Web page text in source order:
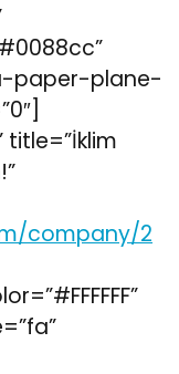
paper-plane-
title=”İklim
company/2